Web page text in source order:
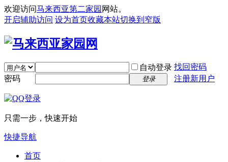
欢迎访问马来西亚第二家园 网站。
开启辅助访问 设为首页收藏本站切换到窄版
自动登录 找回密码
密码
登录 注册新用户
只需一步，快速开始
快捷导航
首页